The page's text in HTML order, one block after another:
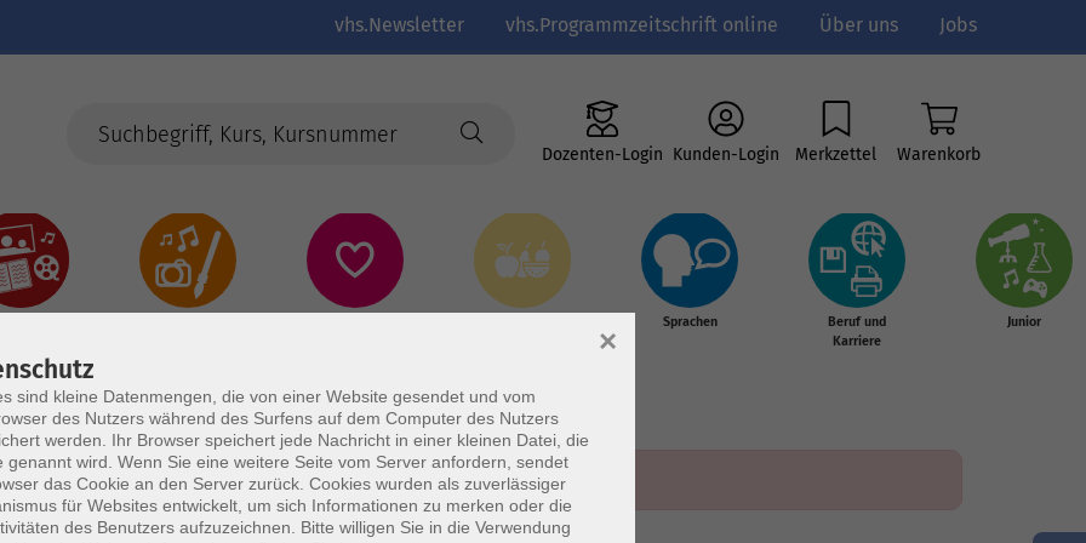
vhs.Newsletter vhs.Programmzeitschrift online Über uns Jobs
Dozenten-Login Kunden-Login Merkzettel Warenkorb
Sprachen
Beruf und
Karriere
Junior
sind kleine Datenmengen, die von einer Website gesendet und vom
des Nutzers während des Surfens auf dem Computer des Nutzers
werden. Ihr Browser speichert jede Nachricht in einer kleinen Datei, die
genannt wird. Wenn Sie eine weitere Seite vom Server anfordern, sendet
das Cookie an den Server zurück. Cookies wurden als zuverlässiger
für Websites entwickelt, um sich Informationen zu merken oder die
des Benutzers aufzuzeichnen. Bitte willigen Sie in die Verwendung
×